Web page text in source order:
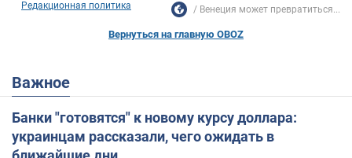
Редакционная политика Венеция может превратиться...
Вернуться на главную OBOZ
Важное
Банки "готовятся" к новому курсу доллара:
украинцам рассказали, чего ожидать в